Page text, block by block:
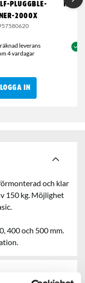
PLUGGBLE-
2000X
leverans
4 vardagar
LOGGA IN
och klar
150 kg. Möjlighet
400 och 500 mm.